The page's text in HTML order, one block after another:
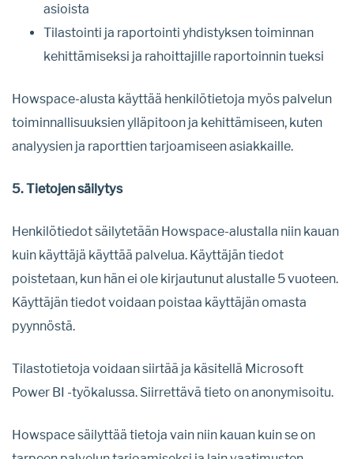
asioista
Tilastointi ja raportointi yhdistyksen toiminnan
kehittämiseksi ja rahoittajille raportoinnin tueksi
Howspace-alusta käyttää henkilötietoja myös palvelun
toiminnallisuuksien ylläpitoon ja kehittämiseen, kuten
analyysien ja raporttien tarjoamiseen asiakkaille.
5. Tietojen säilytys
Henkilötiedot säilytetään Howspace-alustalla niin kauan
kuin käyttäjä käyttää palvelua. Käyttäjän tiedot
poistetaan, kun hän ei ole kirjautunut alustalle 5 vuoteen.
Käyttäjän tiedot voidaan poistaa käyttäjän omasta
pyynnöstä.
Tilastotietoja voidaan siirtää ja käsitellä Microsoft
Power BI -työkalussa. Siirrettävä tieto on anonymisoitu.
Howspace säilyttää tietoja vain niin kauan kuin se on